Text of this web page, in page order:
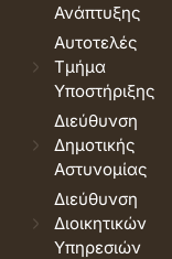
Ανάπτυξης
Αυτοτελές
Τμήμα
Υποστήριξης
Διεύθυνση
Δημοτικής
Αστυνομίας
Διεύθυνση
Διοικητικών
Υπηρεσιών